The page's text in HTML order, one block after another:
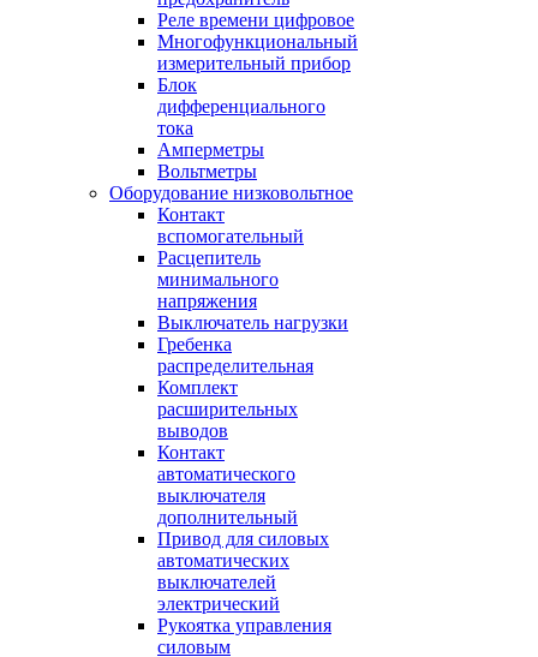
Реле времени цифровое
Многофункциональный
измерительный прибор
Блок
дифференциального
тока
Амперметры
Вольтметры
Оборудование низковольтное
Контакт
вспомогательный
Расцепитель
минимального
напряжения
Выключатель нагрузки
Гребенка
распределительная
Комплект
расширительных
выводов
Контакт
автоматического
выключателя
дополнительный
Привод для силовых
автоматических
выключателей
электрический
Рукоятка управления
силовым